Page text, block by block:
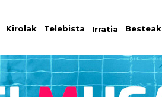
Kirolak Telebista Irratia Besteak